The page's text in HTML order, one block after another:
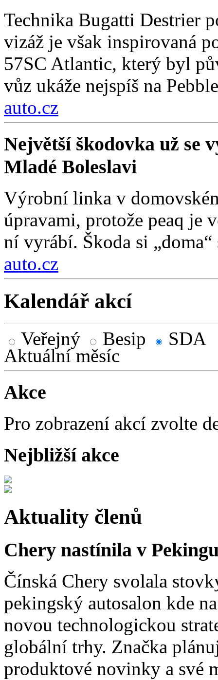
Technika Bugatti Destrier
vizáž je však inspirovaná
57SC Atlantic, který byl
vůz ukáže nejspíš na
auto.cz
Největší škodovka už se
Mladé Boleslavi
Výrobní linka v
úpravami, protože peaq je
ní vyrábí. Škoda si
auto.cz
Kalendář akcí
Veřejný Besip
SDA
Aktuální měsíc
Akce
Pro zobrazení akcí zvolte
Nejbližší akce
Aktuality členů
Chery nastínila v
Čínská Chery svolala
pekingský autosalon kde
novou technologickou
globální trhy. Značka
produktové novinky a své